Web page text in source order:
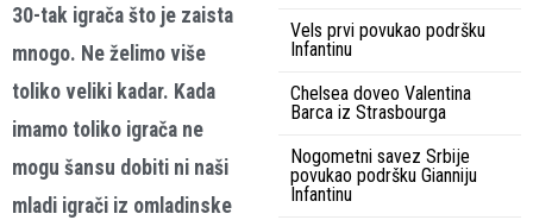
30-tak igrača što je zaista
mnogo. Ne želimo više
toliko veliki kadar. Kada
imamo toliko igrača ne
mogu šansu dobiti ni naši
mladi igrači iz omladinske
Vels prvi povukao podršku
Infantinu
Chelsea doveo Valentina
Barca iz Strasbourga
Nogometni savez Srbije
povukao podršku Gianniju
Infantinu